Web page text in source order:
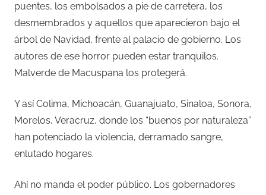
puentes, los embolsados a pie de carretera, los
desmembrados y aquellos que aparecieron bajo el
árbol de Navidad, frente al palacio de gobierno. Los
autores de ese horror pueden estar tranquilos.
Malverde de Macuspana los protegerá.
Y así Colima, Michoacán, Guanajuato, Sinaloa, Sonora,
Morelos, Veracruz, donde los “buenos por naturaleza”
han potenciado la violencia, derramado sangre,
enlutado hogares.
Ahí no manda el poder público. Los gobernadores